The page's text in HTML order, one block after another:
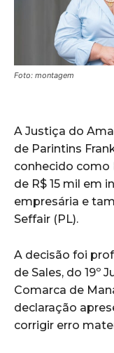
Foto: montagem
A Justiça do
de Parintins
conhecido como
de R$ 15 mil em
empresária e
Seffair (PL).
A decisão foi
de Sales, do 19º
Comarca de
declaração
corrigir erro